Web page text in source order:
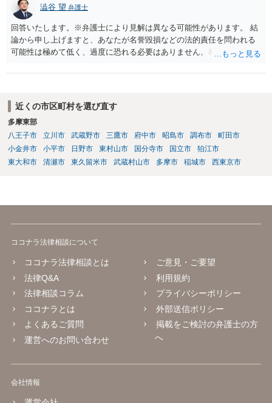
澁谷 望 弁護士
回答いたします。※弁護士により見解は異なる可能性があります。 結
論から申し上げますと、あなたが名誉毀損などの法的責任を問われる
可能性は極めて低く、過度に恐れる必要はありません。相手の行為こ
は警察の介入を恐れて逃げた可能性が高いと考えられます。 今後の具
取りで「詐欺か」と聞いただけで名誉毀損は成立しません） ・マイナ
ンバー総合フリーダイヤルへ連絡し、カードの一時停止と再発行手続
きを行う ・万が一に備え、会社には「個人情報を悪用されたトラブル
に巻き込まれた」と事前伝えておく すでに警察へ相談済みとのことで
すので、今後別のアカウントから連絡が来ても一切応じず、警察へ追
加の報告を行ってください。
近くの市区町村を選び直す
多摩東部
八王子市
立川市 武蔵野市 三鷹市 府中市 昭島市 調布市
町田市
小金井市
小平市 日野市 東村山市 国分寺市 国立市
狛江市
東大和市
清瀬市 東久留米市 武蔵村山市 多摩市 稲城市 西東京市
ココナラ法律相談について
ココナラ法律相談とは
法律Q&A
法律相談コラム
ココナラとは
よくあるご質問
運営へのお問い合わせ
ご意見・ご要望
利用規約
プライバシーポリシー
外部送信ポリシー
掲載をご検討の弁護士の方
へ
会社情報